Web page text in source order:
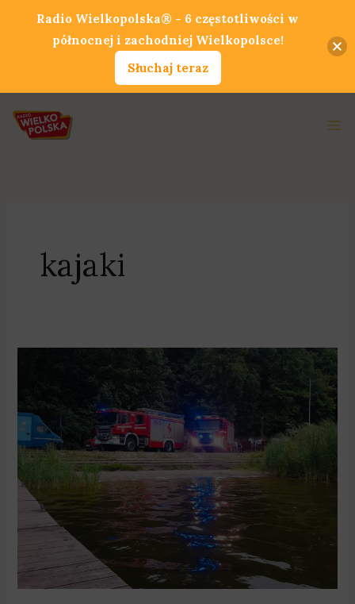
kajaki
kajakarzom
Radio Wielkopolska® - 6 częstotliwości w
północnej i zachodniej Wielkopolsce!
Słuchaj teraz